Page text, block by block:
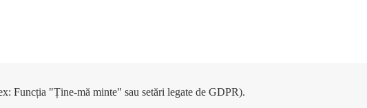
Funcția "Ține-mă minte" sau setări legate de GDPR).